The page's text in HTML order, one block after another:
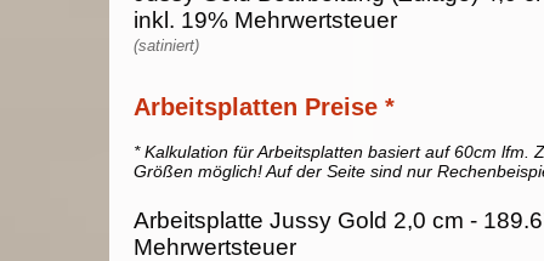
inkl. 19% Mehrwertsteuer
(satiniert)
Arbeitsplatten Preise *
* Kalkulation für Arbeitsplatten basiert auf 60cm lfm.
Größen möglich! Auf der Seite sind nur
Arbeitsplatte Jussy Gold 2,0 cm -
Mehrwertsteuer